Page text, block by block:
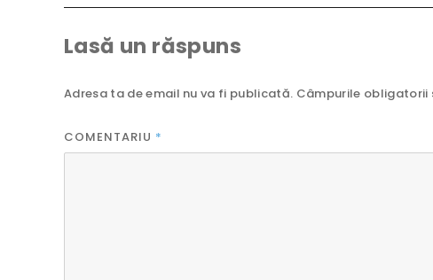
Lasă un răspuns
Adresa ta de email nu va fi publicată. Câmpurile obligatorii
COMENTARIU *